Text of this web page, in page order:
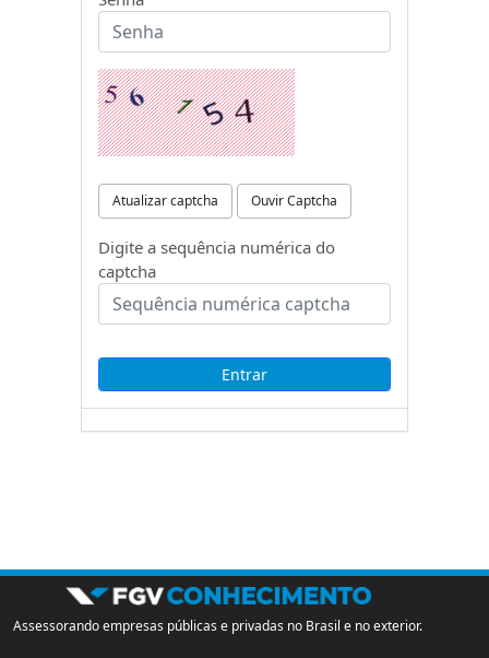
Atualizar captcha Ouvir Captcha
Digite a sequência numérica do
captcha
Assessorando empresas públicas e privadas no Brasil e no exterior.